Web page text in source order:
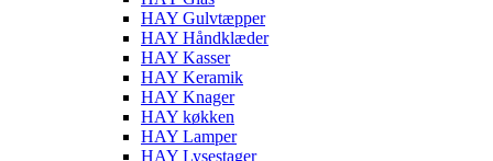
HAY Gulvtæpper
HAY Håndklæder
HAY Kasser
HAY Keramik
HAY Knager
HAY køkken
HAY Lamper
HAY Lysestager